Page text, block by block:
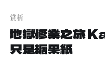
賞析
地獄修業之旅
只是糖果紙